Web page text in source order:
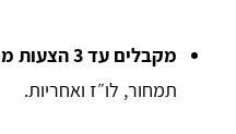
מקבלים עד 3 הצעות ממתקינים זמינים באזור:
תמחור, לו״ז ואחריות.